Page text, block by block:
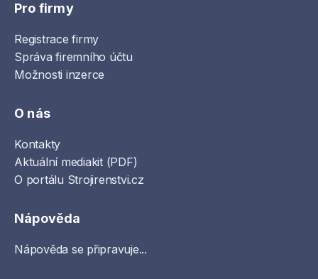
Pro firmy
Registrace firmy
Správa firemního účtu
Možnosti inzerce
O nás
Kontakty
Aktuální mediakit (PDF)
O portálu Strojirenstvi.cz
Nápověda
Nápověda se připravuje...